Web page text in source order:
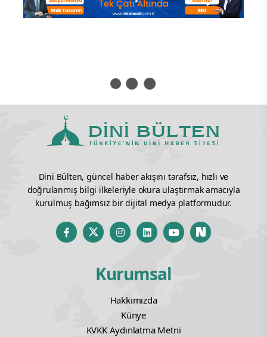
Dini Bülten, güncel haber akışını tarafsız, hızlı ve
doğrulanmış bilgi ilkeleriyle okura ulaştırmak amacıyla
kurulmuş bağımsız bir dijital medya platformudur.
Kurumsal
Hakkımızda
Künye
KVKK Aydınlatma Metni